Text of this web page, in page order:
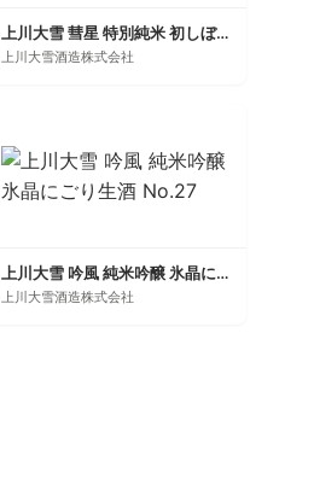
上川大雪 彗星 特別純米 初しぼり生酒 No.5
上川大雪酒造株式会社
上川大雪 吟風 純米吟醸 氷晶にごり生酒 No.27
上川大雪酒造株式会社